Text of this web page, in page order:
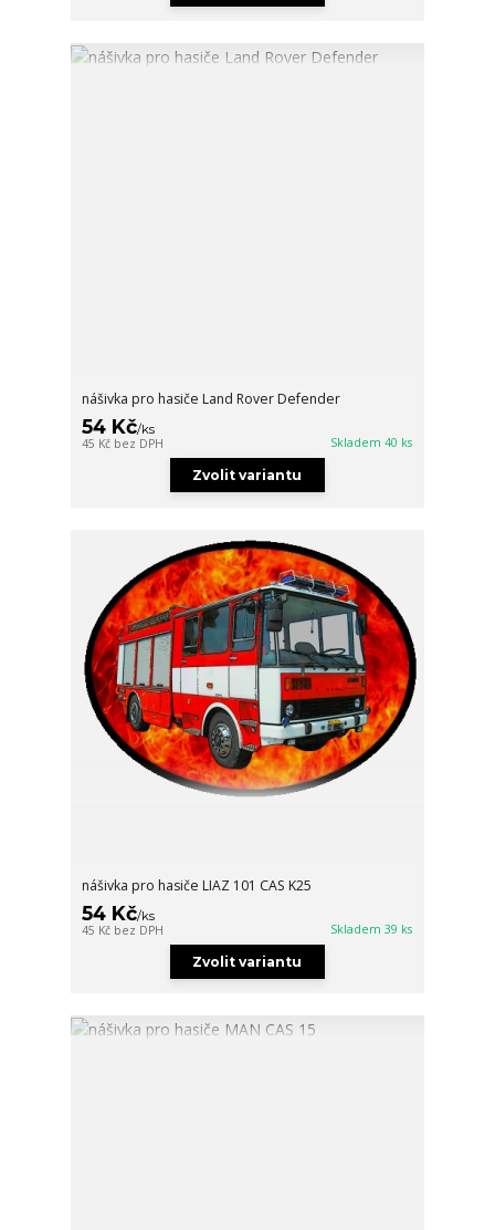
nášivka pro hasiče Land Rover Defender
54 Kč/ks
45 Kč bez DPH Skladem 40 ks
Zvolit variantu
nášivka pro hasiče LIAZ 101 CAS K25
54 Kč/ks
45 Kč bez DPH Skladem 39 ks
Zvolit variantu